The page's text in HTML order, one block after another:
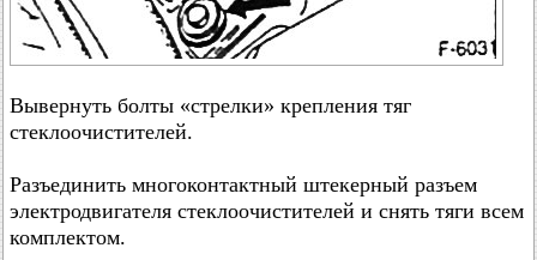
Вывернуть болты «стрелки» крепления тяг
стеклоочистителей.
Разъединить многоконтактный штекерный разъем
электродвигателя стеклоочистителей и снять тяги всем
комплектом.